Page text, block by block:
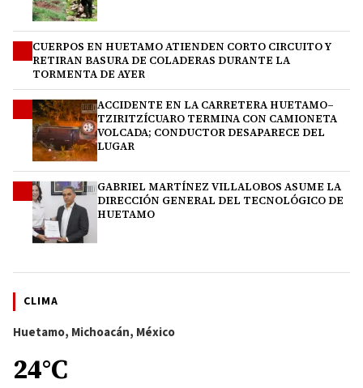
CUERPOS EN HUETAMO ATIENDEN CORTO CIRCUITO Y
RETIRAN BASURA DE COLADERAS DURANTE LA
TORMENTA DE AYER
ACCIDENTE EN LA CARRETERA HUETAMO–
TZIRITZÍCUARO TERMINA CON CAMIONETA
VOLCADA; CONDUCTOR DESAPARECE DEL
LUGAR
GABRIEL MARTÍNEZ VILLALOBOS ASUME LA
DIRECCIÓN GENERAL DEL TECNOLÓGICO DE
HUETAMO
CLIMA
Huetamo, Michoacán, México
24°C